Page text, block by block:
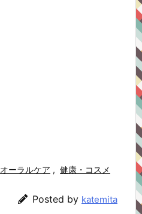
オーラルケア , 健康・コスメ
Posted by katemita